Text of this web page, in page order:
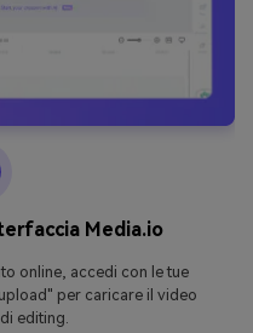
Media.io
online, accedi con le tue
per caricare il video
editing.